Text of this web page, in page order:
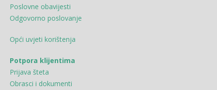
Poslovne obavijesti
Odgovorno poslovanje
Opći uvjeti korištenja
Potpora klijentima
Prijava šteta
Obrasci i dokumenti